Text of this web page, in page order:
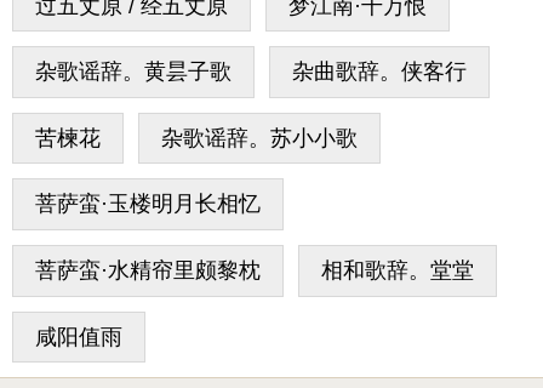
过五丈原 / 经五丈原 梦江南·千万恨
杂歌谣辞。黄昙子歌 杂曲歌辞。侠客行
苦楝花 杂歌谣辞。苏小小歌
菩萨蛮·玉楼明月长相忆
菩萨蛮·水精帘里颇黎枕 相和歌辞。堂堂
咸阳值雨